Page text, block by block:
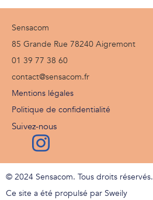
Sensacom
85 Grande Rue 78240 Aigremont
01 39 77 38 60
contact@sensacom.fr
Mentions légales
Politique de confidentialité
Suivez-nous
© 2024 Sensacom. Tous droits réservés.
Ce site a été propulsé par Sweily